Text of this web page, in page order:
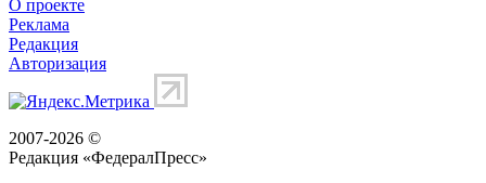
О проекте
Реклама
Редакция
Авторизация
2007-2026 ©
Редакция «ФедералПресс»